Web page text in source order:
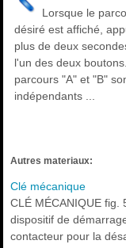
Lorsque le
désiré est affiché,
plus de deux
l'un des deux
parcours "A" et "B"
indépendants ...
Autres materiaux:
Clé mécanique
CLÉ MÉCANIQUE
dispositif de
contacteur pour la